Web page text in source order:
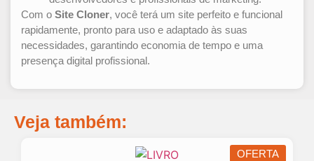
Com o Site Cloner, você terá um site perfeito e funcional
rapidamente, pronto para uso e adaptado às suas
necessidades, garantindo economia de tempo e uma
presença digital profissional.
Veja também:
OFERTA